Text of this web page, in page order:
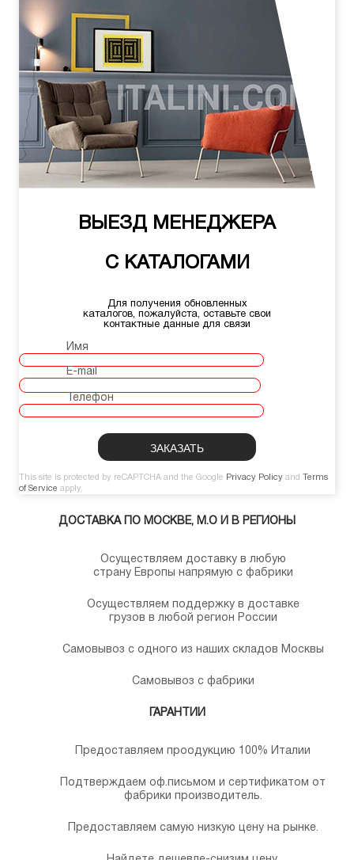
ВЫЕЗД МЕНЕДЖЕРА
С КАТАЛОГАМИ
Для получения обновленных
каталогов, пожалуйста, оставьте свои
контактные данные для связи
Имя
E-mail
Телефон
This site is protected by reCAPTCHA and the Google Privacy Policy and
Terms
of Service apply.
ДОСТАВКА ПО МОСКВЕ, М.О И В РЕГИОНЫ
Осуществляем доставку в любую
страну Европы напрямую с фабрики
Осуществляем поддержку в доставке
грузов в любой регион России
Самовывоз с одного из наших складов Москвы
Самовывоз с фабрики
ГАРАНТИИ
Предоставляем проодукцию 100% Италии
Подтверждаем оф.письмом и сертификатом от
фабрики производитель.
Предоставляем самую низкую цену на рынке.